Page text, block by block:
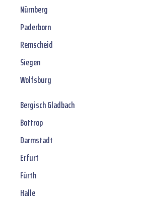
Nürnberg
Paderborn
Remscheid
Siegen
Wolfsburg
Bergisch Gladbach
Bottrop
Darmstadt
Erfurt
Fürth
Halle